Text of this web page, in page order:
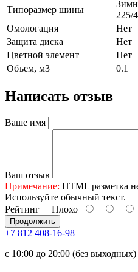
Типоразмер шины
225/
Омологация
Нет
Защита диска
Нет
Цветной элемент
Нет
Объем, м3
0.1
Написать отзыв
Ваше имя
Ваш отзыв
Примечание: HTML разметка
Используйте обычный текст.
Рейтинг Плохо
Продолжить
+7 812 408-16-98
с 10:00 до 20:00 (без выходных)